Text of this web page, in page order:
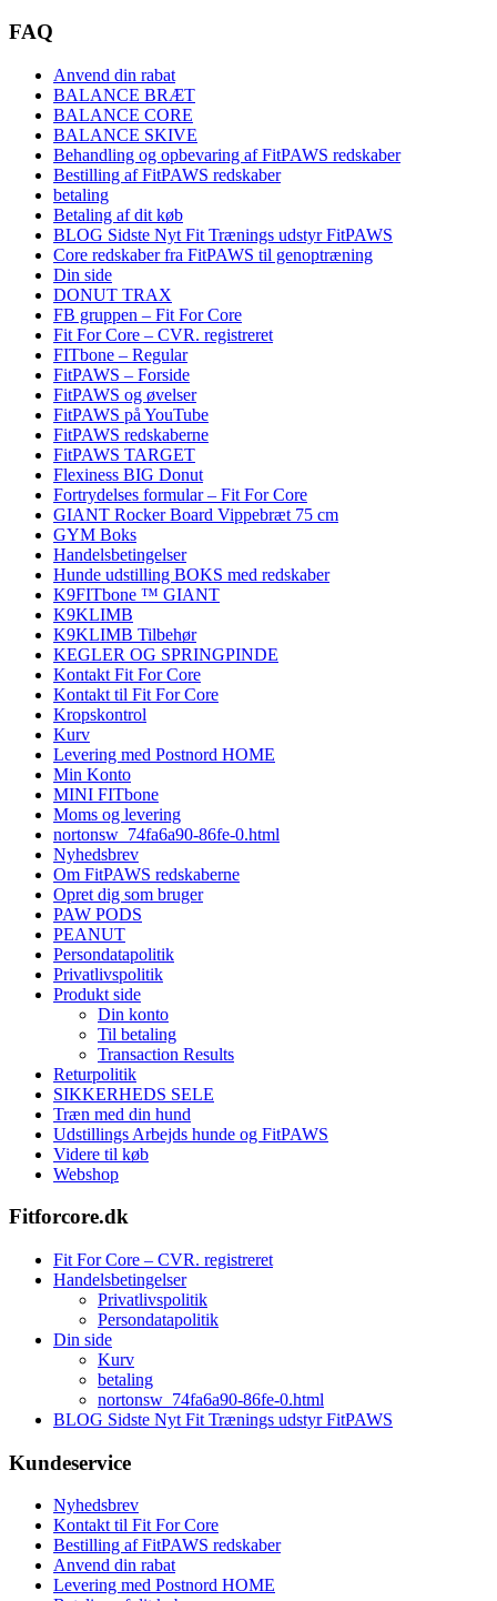
FAQ
Anvend din rabat
BALANCE BRÆT
BALANCE CORE
BALANCE SKIVE
Behandling og opbevaring af FitPAWS redskaber
Bestilling af FitPAWS redskaber
betaling
Betaling af dit køb
BLOG Sidste Nyt Fit Trænings udstyr FitPAWS
Core redskaber fra FitPAWS til genoptræning
Din side
DONUT TRAX
FB gruppen – Fit For Core
Fit For Core – CVR. registreret
FITbone – Regular
FitPAWS – Forside
FitPAWS og øvelser
FitPAWS på YouTube
FitPAWS redskaberne
FitPAWS TARGET
Flexiness BIG Donut
Fortrydelses formular – Fit For Core
GIANT Rocker Board Vippebræt 75 cm
GYM Boks
Handelsbetingelser
Hunde udstilling BOKS med redskaber
K9FITbone ™ GIANT
K9KLIMB
K9KLIMB Tilbehør
KEGLER OG SPRINGPINDE
Kontakt Fit For Core
Kontakt til Fit For Core
Kropskontrol
Kurv
Levering med Postnord HOME
Min Konto
MINI FITbone
Moms og levering
nortonsw_74fa6a90-86fe-0.html
Nyhedsbrev
Om FitPAWS redskaberne
Opret dig som bruger
PAW PODS
PEANUT
Persondatapolitik
Privatlivspolitik
Produkt side
Din konto
Til betaling
Transaction Results
Returpolitik
SIKKERHEDS SELE
Træn med din hund
Udstillings Arbejds hunde og FitPAWS
Videre til køb
Webshop
Fitforcore.dk
Fit For Core – CVR. registreret
Handelsbetingelser
Privatlivspolitik
Persondatapolitik
Din side
Kurv
betaling
nortonsw_74fa6a90-86fe-0.html
BLOG Sidste Nyt Fit Trænings udstyr FitPAWS
Kundeservice
Nyhedsbrev
Kontakt til Fit For Core
Bestilling af FitPAWS redskaber
Anvend din rabat
Levering med Postnord HOME